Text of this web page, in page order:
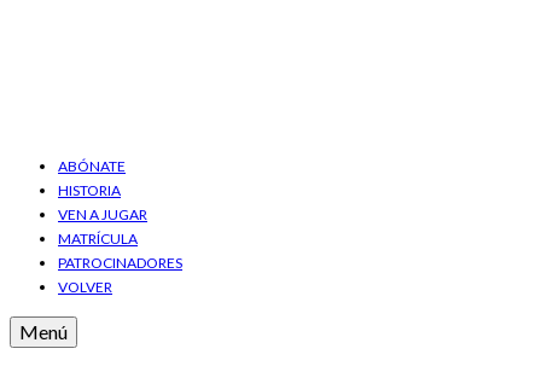
ABÓNATE
HISTORIA
VEN A JUGAR
MATRÍCULA
PATROCINADORES
VOLVER
Menú